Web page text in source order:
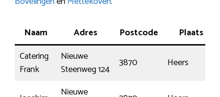
Naam Adres Postcode
Plaats
Catering
Frank
Nieuwe
Steenweg 124
3870 Heers
Nieuwe